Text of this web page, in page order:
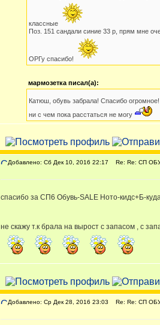
классные
Поз. 151 сандали синие 33 р, прям мне
ОРГу спасибо!
мармозетка писал(а):
Катюш, обувь забрала! Спасибо
ни с чем пока расстаться не могу
Добавлено: Сб Дек 10, 2016 22:17 Re: Re: СП
спасибо за СП6 Обувь-SALE Ното-кидс+Б-
не скажу т.к брала на вырост с запасом , с
Добавлено: Ср Дек 28, 2016 23:03 Re: Re: СП